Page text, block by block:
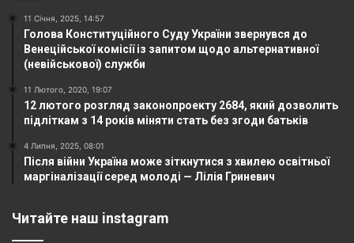
11 Січня, 2025, 14:57
Голова Конституційного Суду України звернувся до
Венеційської комісії із запитом щодо альтернативної
(невійськової) служби
11 Лютого, 2020, 19:07
12 лютого розгляд законопроекту 2684, який дозволить
підліткам з 14 років міняти стать без згоди батьків
4 Липня, 2025, 08:01
Після війни Україна може зіткнутися з хвилею освітньої
маргіналізації серед молоді — Лілія Гриневич
Читайте наш instagram